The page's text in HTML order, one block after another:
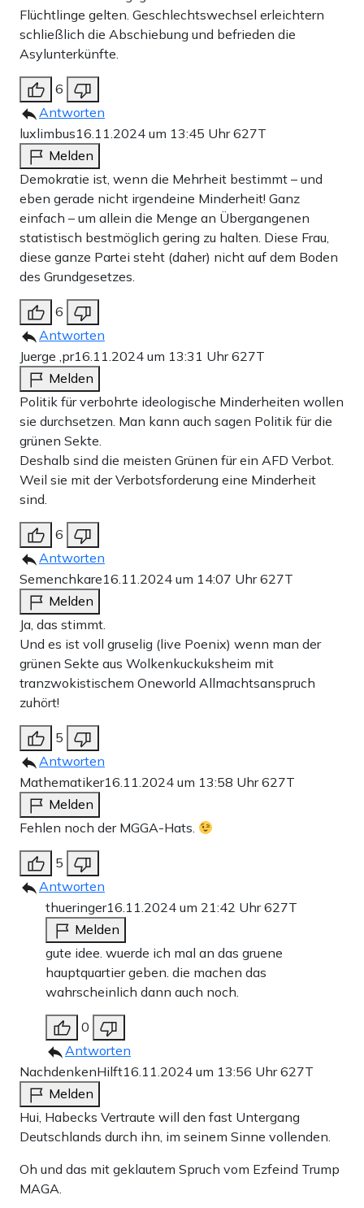
Flüchtlinge gelten. Geschlechtswechsel erleichtern
schließlich die Abschiebung und befrieden die
Asylunterkünfte.
6
Antworten
luxlimbus16.11.2024 um 13:45 Uhr627T
Melden
Demokratie ist, wenn die Mehrheit bestimmt – und
eben gerade nicht irgendeine Minderheit! Ganz
einfach – um allein die Menge an Übergangenen
statistisch bestmöglich gering zu halten. Diese Frau,
diese ganze Partei steht (daher) nicht auf dem Boden
des Grundgesetzes.
6
Antworten
Juerge ,pr16.11.2024 um 13:31 Uhr627T
Melden
Politik für verbohrte ideologische Minderheiten wollen
sie durchsetzen. Man kann auch sagen Politik für die
grünen Sekte.
Deshalb sind die meisten Grünen für ein AFD Verbot.
Weil sie mit der Verbotsforderung eine Minderheit
sind.
6
Antworten
Semenchkare16.11.2024 um 14:07 Uhr627T
Melden
Ja, das stimmt.
Und es ist voll gruselig (live Poenix) wenn man der
grünen Sekte aus Wolkenkuckuksheim mit
tranzwokistischem Oneworld Allmachtsanspruch
zuhört!
5
Antworten
Mathematiker16.11.2024 um 13:58 Uhr627T
Melden
Fehlen noch der MGGA-Hats.
5
Antworten
thueringer16.11.2024 um 21:42 Uhr627T
Melden
gute idee. wuerde ich mal an das gruene
hauptquartier geben. die machen das
wahrscheinlich dann auch noch.
0
Antworten
NachdenkenHilft16.11.2024 um 13:56 Uhr627T
Melden
Hui, Habecks Vertraute will den fast Untergang
Deutschlands durch ihn, im seinem Sinne vollenden.
Oh und das mit geklautem Spruch vom Ezfeind Trump
MAGA.